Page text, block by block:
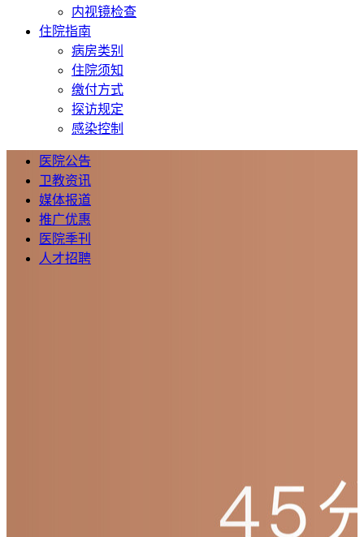
内视镜检查
住院指南
病房类别
住院须知
缴付方式
探访规定
感染控制
医院公告
卫教资讯
媒体报道
推广优惠
医院季刊
人才招聘